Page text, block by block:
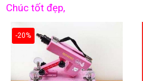
Chúc tốt đẹp,
-20%